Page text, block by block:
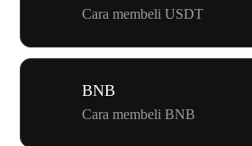
Cara membeli USDT
BNB
Cara membeli BNB